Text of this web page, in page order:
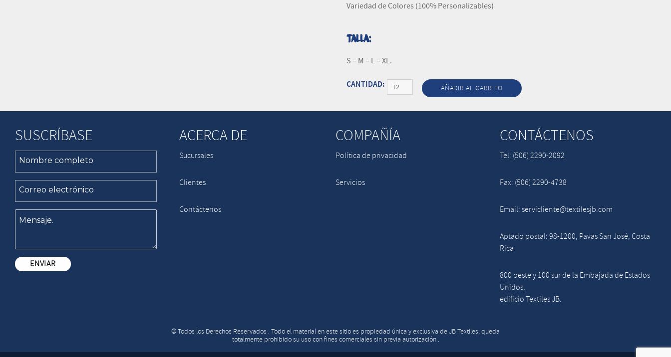
Variedad de Colores (100% Personalizables)
TALLA:
S – M – L – XL.
Cantidad AÑADIR AL CARRITO
SUSCRÍBASE ACERCA DE
Sucursales
Clientes
Contáctenos
COMPAÑÍA
Política de privacidad
Servicios
CONTÁCTENOS
Tel: (506) 2290-2092
Fax: (506) 2290-4738
Email: servicliente@textilesjb.com
Aptado postal: 98-1200, Pavas San José, Costa
Rica
800 oeste y 100 sur de la Embajada de Estados
Unidos,
edificio Textiles JB.
© Todos los Derechos Reservados . Todo el material en este sitio es propiedad única y exclusiva de JB Textiles, queda
totalmente prohibido su uso con fines comerciales sin previa autorización .